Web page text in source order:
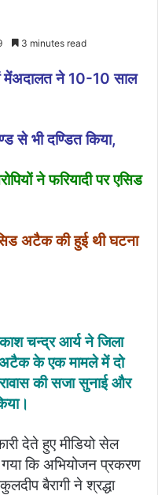
3 minutes read
मेंअदालत ने 10-10 साल
से भी दण्डित किया,
ने फरियादी पर एसिड
अटैक की हुई थी घटना
चन्द्र आर्य ने जिला
अटैक के एक मामले में दो
की सजा सुनाई और
देते हुए मीडियो सेल
गया कि अभियोजन प्रकरण
बैरागी ने श्रद्धा